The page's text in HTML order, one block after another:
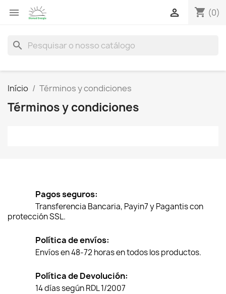
 shopping_cart (0)

search
Início Términos y condiciones
Términos y condiciones
Pagos seguros:
Transferencia Bancaria, Payin7 y Pagantis con
protección SSL.
Política de envíos:
Envíos en 48-72 horas en todos los productos.
Política de Devolución:
14 días según RDL 1/2007